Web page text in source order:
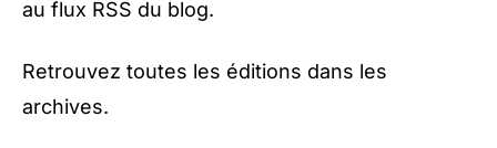
au flux RSS du blog.
Retrouvez toutes les éditions dans les
archives.